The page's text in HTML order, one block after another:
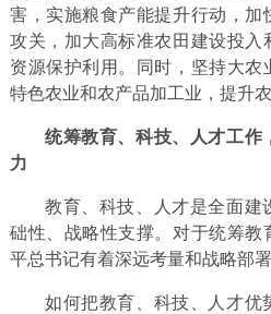
害，实施粮食产能提升行动，加
攻关，加大高标准农田建设投入
资源保护利用。同时，坚持大农
特色农业和农产品加工业，提升
统筹教育、科技、人才工作
力
教育、科技、人才是全面建
础性、战略性支撑。对于统筹教
平总书记有着深远考量和战略部署
如何把教育、科技、人才优